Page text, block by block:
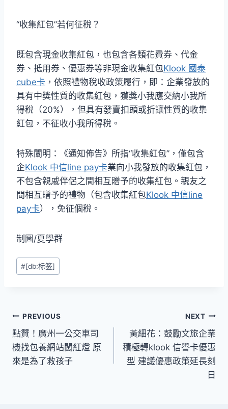
“收集紅包”若何征稅？
既包含現金收集紅包，也包含各類花費券、代金
券、抵用券、優惠券等非現金收集紅包Klook 國泰
cube卡 ，依照禮物稅收政策履行，即：企業發放的
具有中獎性質的收集紅包，獲獎小我應交納小我所
得稅（20%），但具有發賣扣頭或折讓性質的收集
紅包，不征收小我所得稅。
特殊闡明：《通知佈告》所指“收集紅包”，僅包含
企Klook 中信line pay卡業向小我發放的收集紅包，
不包含親戚伴侶之間相互贈予的收集紅包。親友之
間相互贈予的禮物（包含收集紅包Klook 中信line
pay卡），免征個稅。
制圖/夏學群
Post
Tags:
#[db:标签]
文
章
導
PREVIOUS
點贊！廣州一公交車司
機找包養網站闖紅燈 原
來是為了救孩子
NEXT
黃細花：鼓勵文旅企業
積極轉klook 信譽卡優惠
型 建議優惠政策延長刻
日